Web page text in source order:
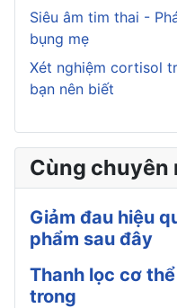
Siêu âm tim thai -
bụng mẹ
Xét nghiệm cortisol
bạn nên biết
Cùng chuyên
Giảm đau hiệu
phẩm sau đây
Thanh lọc cơ
trong